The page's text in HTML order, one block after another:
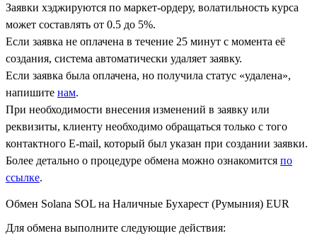
Заявки хэджируются по маркет-ордеру, волатильность курса
может составлять от 0.5 до 5%.
Если заявка не оплачена в течение 25 минут с момента её
создания, система автоматически удаляет заявку.
Если заявка была оплачена, но получила статус «удалена»,
напишите нам.
При необходимости внесения изменений в заявку или
реквизиты, клиенту необходимо обращаться только с того
контактного Е-mail, который был указан при создании заявки.
Более детально о процедуре обмена можно ознакомится по
ссылке.
Обмен Solana SOL на Наличные Бухарест (Румыния) EUR
Для обмена выполните следующие действия: